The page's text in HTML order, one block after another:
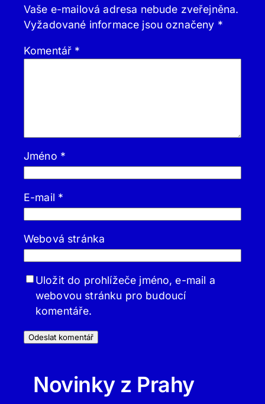
Vaše e-mailová adresa nebude zveřejněna.
Vyžadované informace jsou označeny *
Komentář *
Jméno *
E-mail *
Webová stránka
Uložit do prohlížeče jméno, e-mail a
webovou stránku pro budoucí
komentáře.
Novinky z Prahy